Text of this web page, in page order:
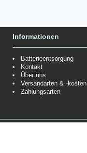
Informationen
Batterieentsorgung
Kontakt
Über uns
Versandarten & -kosten
Zahlungsarten
Artikelgruppe.